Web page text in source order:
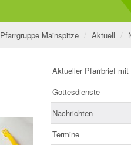
Pfarrgruppe Mainspitze Aktuell
Aktueller Pfarrbrief
Gottesdienste
Nachrichten
Termine